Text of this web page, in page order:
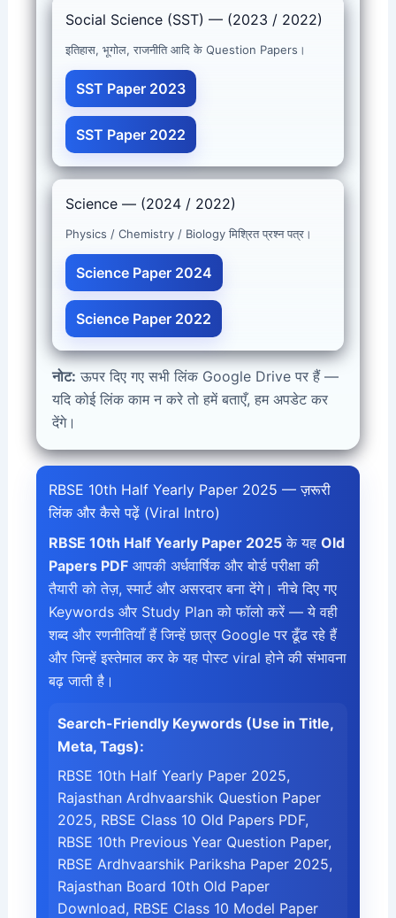
Social Science (SST) — (2023 / 2022)
इतिहास, भूगोल, राजनीति आदि के Question Papers।
SST Paper 2023
SST Paper 2022
Science — (2024 / 2022)
Physics / Chemistry / Biology मिश्रित प्रश्न पत्र।
Science Paper 2024
Science Paper 2022
नोट: ऊपर दिए गए सभी लिंक Google Drive पर हैं —
यदि कोई लिंक काम न करे तो हमें बताएँ, हम अपडेट कर
देंगे।
RBSE 10th Half Yearly Paper 2025 — ज़रूरी
लिंक और कैसे पढ़ें (Viral Intro)
RBSE 10th Half Yearly Paper 2025के यह Old
Papers PDFआपकी अर्धवार्षिक और बोर्ड परीक्षा की
तैयारी को तेज़, स्मार्ट और असरदार बना देंगे। नीचे दिए गए
Keywords और Study Plan को फॉलो करें — ये वही
शब्द और रणनीतियाँ हैं जिन्हें छात्र Google पर ढूँढ रहे हैं
और जिन्हें इस्तेमाल कर के यह पोस्ट viral होने की संभावना
बढ़ जाती है।
Search-Friendly Keywords (Use in Title,
Meta, Tags):
RBSE 10th Half Yearly Paper 2025,
Rajasthan Ardhvaarshik Question Paper
2025, RBSE Class 10 Old Papers PDF,
RBSE 10th Previous Year Question Paper,
RBSE Ardhvaarshik Pariksha Paper 2025,
Rajasthan Board 10th Old Paper
Download, RBSE Class 10 Model Paper